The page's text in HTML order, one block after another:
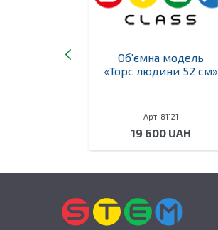
Об'ємна модель
«Торс людини 52 см»
Арт: 81121
19 600 UAH